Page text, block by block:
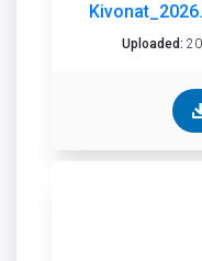
Uploaded: